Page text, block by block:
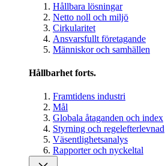
Hållbara lösningar
Netto noll och miljö
Cirkularitet
Ansvarsfullt företagande
Människor och samhällen
Hållbarhet forts.
Framtidens industri
Mål
Globala åtaganden och index
Styrning och regelefterlevnad
Väsentlighetsanalys
Rapporter och nyckeltal